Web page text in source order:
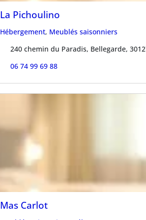
La Pichoulino
Hébergement, Meublés saisonniers
240 chemin du Paradis, Bellegarde,
06 74 99 69 88
Mas Carlot